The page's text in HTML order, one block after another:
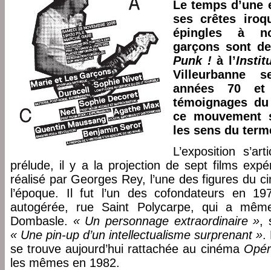
Le temps
ses crêtes
épingles à
garçons sont
Punk !à l’
Villeurbanne
années 70 et
témoignages
ce mouvement
les sens du
L’exposition
prélude, il y a la projection de sept films
réalisé par Georges Rey, l’une des figures du
l’époque. Il fut l’un des cofondateurs en
autogérée, rue Saint Polycarpe, qui a
Dombasle. « Un personnage extraordinaire »,
« Une pin-up d’un intellectualisme surprenant ».
se trouve aujourd’hui rattachée au cinéma
les mêmes en 1982.